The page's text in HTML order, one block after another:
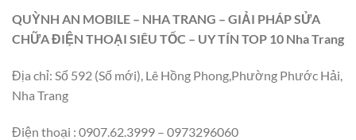
QUỲNH AN MOBILE – NHA TRANG – GIẢI PHÁP SỬA
CHỮA ĐIỆN THOẠI SIÊU TỐC – UY TÍN TOP 10 Nha Trang
Địa chỉ: Số 592 (Số mới), Lê Hồng Phong,Phường Phước Hải,
Nha Trang
Điện thoại : 0907.62.3999 – 0973296060